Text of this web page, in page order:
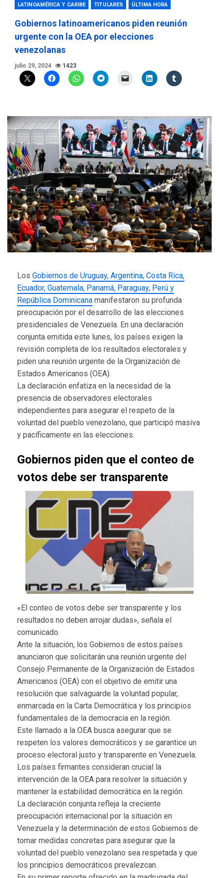
LATINOAMÉRICA Y CARIBE TITULARES ÚLTIMA HORA
Gobiernos latinoamericanos piden reunión
urgente con la OEA por elecciones
venezolanas
julio 29, 2024 1423
Los Gobiernos de Uruguay, Argentina, Costa Rica,
Ecuador, Guatemala, Panamá, Paraguay, Perú y
República Dominicana manifestaron su profunda
preocupación por el desarrollo de las elecciones
presidenciales de Venezuela. En una declaración
conjunta emitida este lunes, los países exigen la
revisión completa de los resultados electorales y
piden una reunión urgente de la Organización de
Estados Americanos (OEA).
La declaración enfatiza en la necesidad de la
presencia de observadores electorales
independientes para asegurar el respeto de la
voluntad del pueblo venezolano, que participó masiva
y pacíficamente en las elecciones.
Gobiernos piden que el conteo de
votos debe ser transparente
«El conteo de votos debe ser transparente y los
resultados no deben arrojar dudas», señala el
comunicado.
Ante la situación, los Gobiernos de estos países
anunciaron que solicitarán una reunión urgente del
Consejo Permanente de la Organización de Estados
Americanos (OEA) con el objetivo de emitir una
resolución que salvaguarde la voluntad popular,
enmarcada en la Carta Democrática y los principios
fundamentales de la democracia en la región.
Este llamado a la OEA busca asegurar que se
respeten los valores democráticos y se garantice un
proceso electoral justo y transparente en Venezuela.
Los países firmantes consideran crucial la
intervención de la OEA para resolver la situación y
mantener la estabilidad democrática en la región.
La declaración conjunta refleja la creciente
preocupación internacional por la situación en
Venezuela y la determinación de estos Gobiernos de
tomar medidas concretas para asegurar que la
voluntad del pueblo venezolano sea respetada y que
los principios democráticos prevalezcan.